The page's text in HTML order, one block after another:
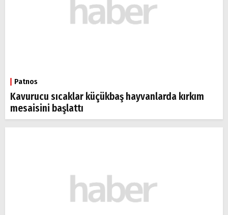
Patnos
Kavurucu sıcaklar küçükbaş hayvanlarda kırkım
mesaisini başlattı